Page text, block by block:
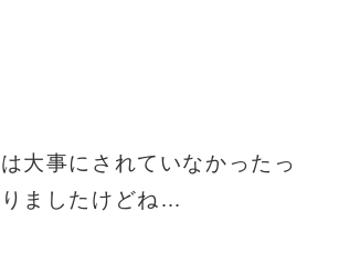
大事にされていなかったっ
ましたけどね…